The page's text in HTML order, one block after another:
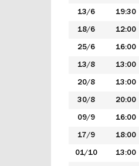
13/6 19:30
18/6 12:00
25/6 16:00
13/8 13:00
20/8 13:00
30/8 20:00
09/9 16:00
17/9 18:00
01/10 13:00